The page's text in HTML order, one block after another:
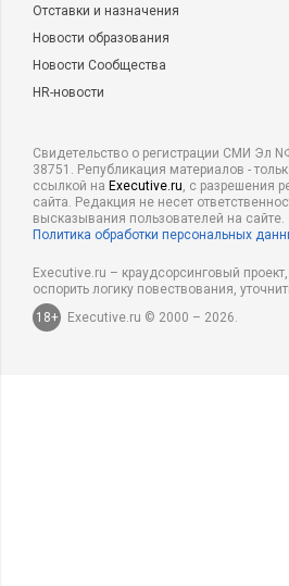
Отставки и назначения
Новости образования
Новости Сообщества
HR-новости
Свидетельство о регистрации СМИ Эл
38751. Републикация материалов -
ссылкой на Executive.ru, с разрешения
сайта. Редакция не несет
высказывания пользователей на сайте.
Политика обработки персональных
Executive.ru – краудсорсинговый
оспорить логику повествования,
18+
Executive.ru © 2000 – 2026.